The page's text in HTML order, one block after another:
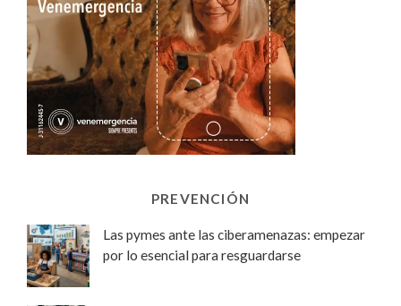
PREVENCIÓN
Las pymes ante las ciberamenazas: empezar
por lo esencial para resguardarse